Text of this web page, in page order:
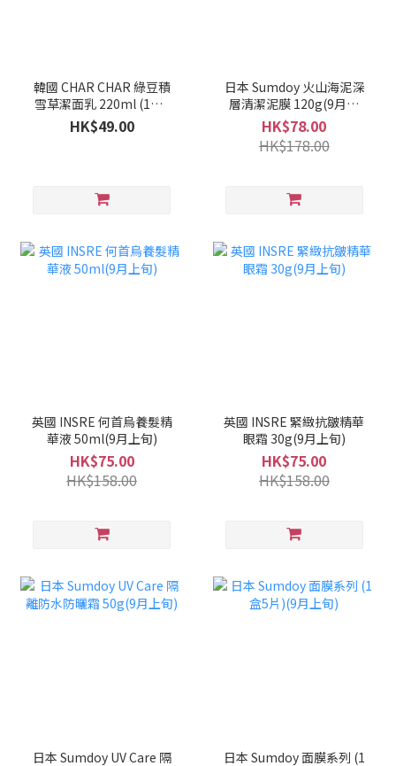
韓國 CHAR CHAR 綠豆積
雪草潔面乳 220ml (1套2
支)(10月上旬)
HK$49.00
日本 Sumdoy 火山海泥深
層清潔泥膜 120g(9月上
旬)
HK$78.00
HK$178.00
英國 INSRE 何首烏養髮精
華液 50ml(9月上旬)
HK$75.00
HK$158.00
英國 INSRE 緊緻抗皺精華
眼霜 30g(9月上旬)
HK$75.00
HK$158.00
日本 Sumdoy UV Care 隔
日本 Sumdoy 面膜系列 (1